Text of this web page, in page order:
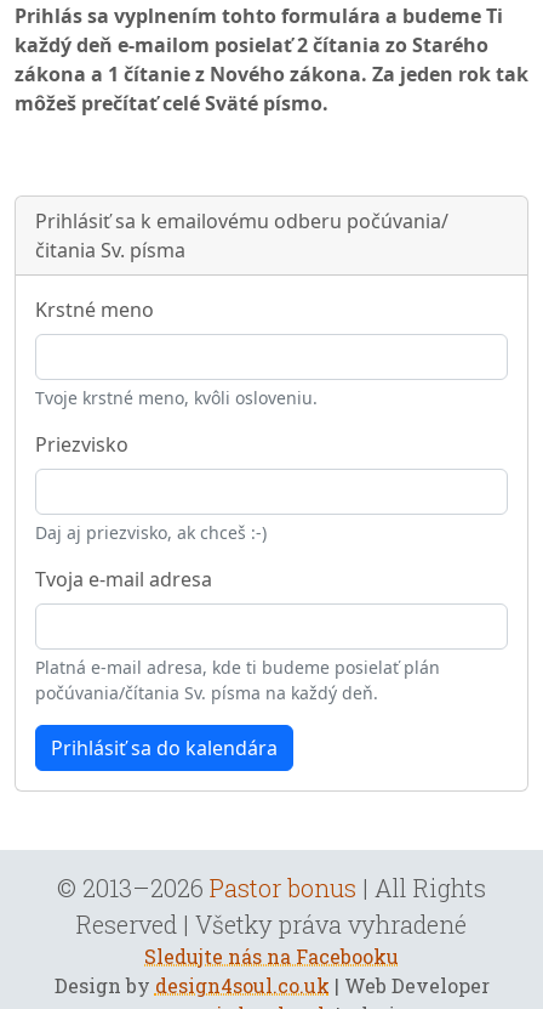
Prihlás sa vyplnením tohto formulára a budeme Ti
každý deň e-mailom posielať 2 čítania zo Starého
zákona a 1 čítanie z Nového zákona. Za jeden rok tak
môžeš prečítať celé Sväté písmo.
Prihlásiť sa k emailovému odberu počúvania/
čitania Sv. písma
Krstné meno
Tvoje krstné meno, kvôli osloveniu.
Priezvisko
Daj aj priezvisko, ak chceš :-)
Tvoja e-mail adresa
Platná e-mail adresa, kde ti budeme posielať plán
počúvania/čítania Sv. písma na každý deň.
Prihlásiť sa do kalendára
© 2013–2026 Pastor bonus | All Rights
Reserved | Všetky práva vyhradené
Sledujte nás na Facebooku
Design by design4soul.co.uk | Web Developer